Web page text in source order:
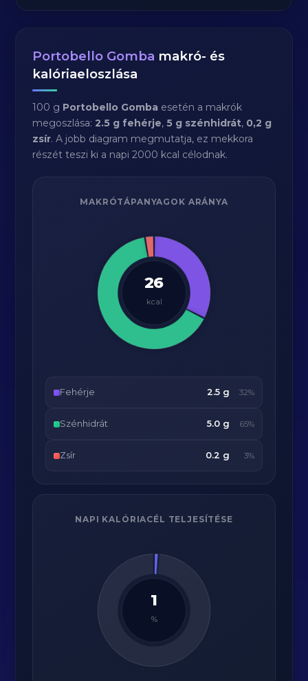
Portobello Gomba makró- és
kalóriaeloszlása
100 g Portobello Gomba esetén a makrók
megoszlása:2.5 g fehérje,5 g szénhidrát, 0,2 g
zsír. A jobb diagram megmutatja, ez mekkora
részét teszi ki a napi 2000 kcal célodnak.
MAKRÓTÁPANYAGOK ARÁNYA
26
kcal
Fehérje 2.5 g 32%
Szénhidrát 5.0 g 65%
Zsír 0.2 g 3%
NAPI KALÓRIACÉL TELJESÍTÉSE
1
%